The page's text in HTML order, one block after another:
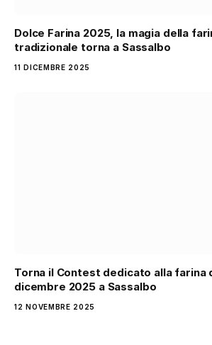
Dolce Farina 2025, la magia della
tradizionale torna a Sassalbo
11 DICEMBRE 2025
Torna il Contest dedicato alla farina
dicembre 2025 a Sassalbo
12 NOVEMBRE 2025